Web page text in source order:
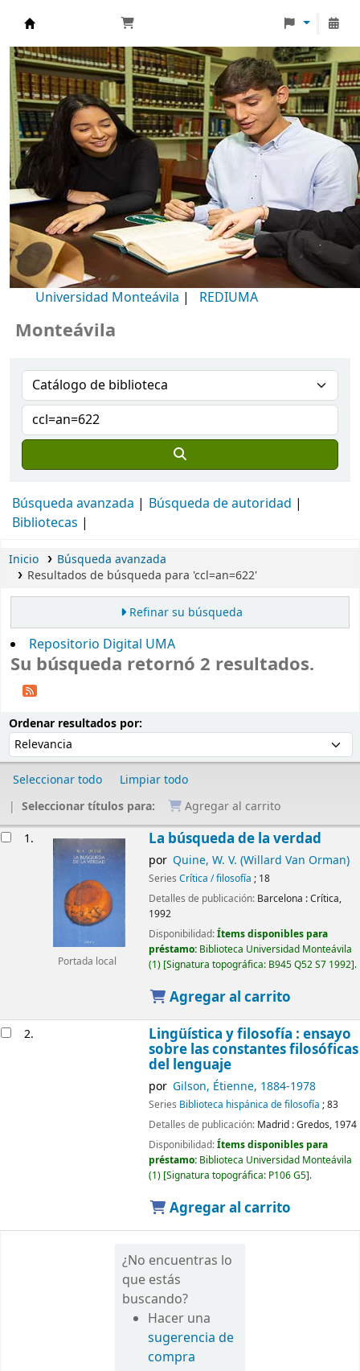
Biblioteca Universidad Monteávila
Universidad Monteávila | REDIUMA
Búsqueda avanzada
Búsqueda de autoridad
Bibliotecas
Inicio
Búsqueda avanzada
Resultados de búsqueda para 'ccl=an=622'
Refinar su búsqueda
Repositorio Digital UMA
Su búsqueda retornó 2 resultados.
Ordenar resultados por:
Seleccionar todo
Limpiar todo
Seleccionar títulos para:
Agregar al carrito
1.
Portada local
La búsqueda de la verdad
por Quine, W. V. (Willard Van Orman)
Series Crítica / filosofía ; 18
Detalles de publicación: Barcelona :Crítica,
1992
Disponibilidad:Ítems disponibles para
préstamo: Biblioteca Universidad Monteávila
(1) Signatura topográfica: B945 Q52 S7 1992 .
Agregar al carrito
2. Lingüística y filosofía : ensayo
sobre las constantes filosóficas
del lenguaje
por Gilson, Étienne, 1884-1978
Series Biblioteca hispánica de filosofía ; 83
Detalles de publicación: Madrid :Gredos, 1974
Disponibilidad:Ítems disponibles para
préstamo: Biblioteca Universidad Monteávila
(1) Signatura topográfica: P106 G5 .
Agregar al carrito
¿No encuentras lo
que estás
buscando?
Hacer una
sugerencia de
compra